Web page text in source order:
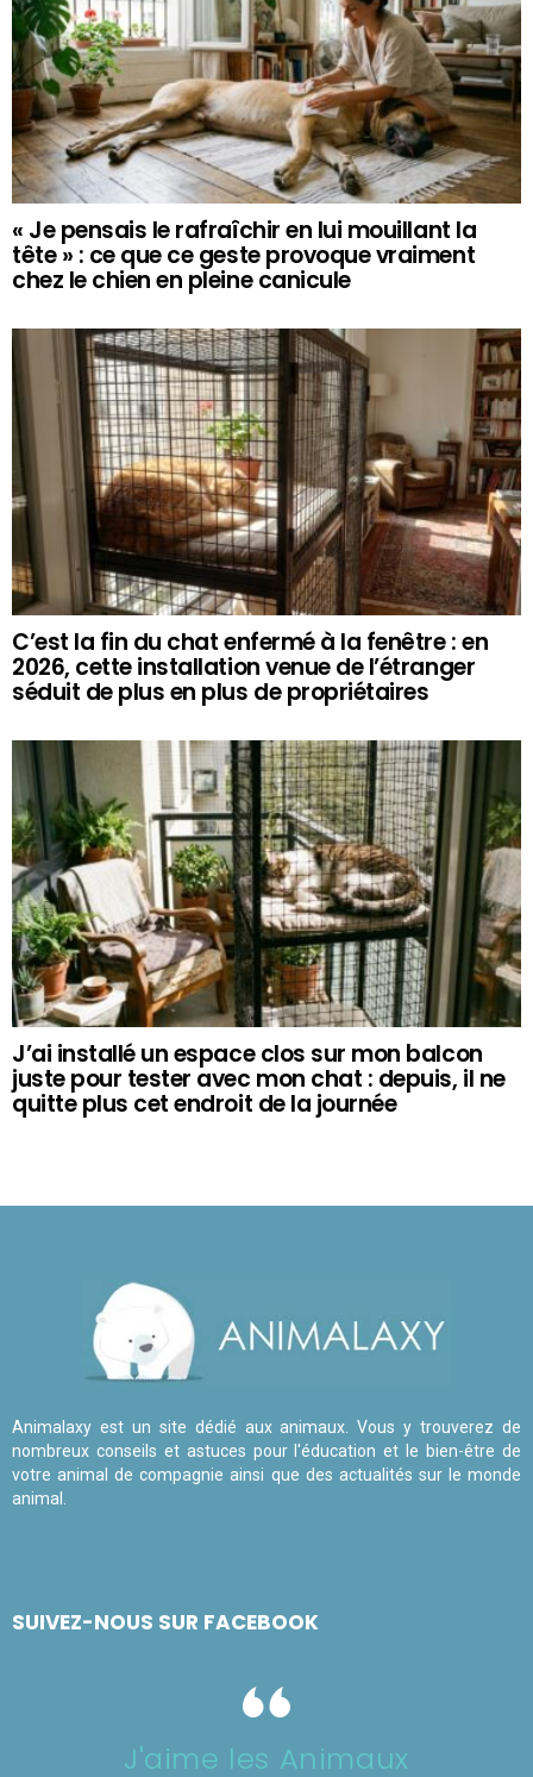
« Je pensais le rafraîchir en lui mouillant la
tête » : ce que ce geste provoque vraiment
chez le chien en pleine canicule
C’est la fin du chat enfermé à la fenêtre : en
2026, cette installation venue de l’étranger
séduit de plus en plus de propriétaires
J’ai installé un espace clos sur mon balcon
juste pour tester avec mon chat : depuis, il ne
quitte plus cet endroit de la journée
Animalaxy est un site dédié aux animaux. Vous y trouverez de
nombreux conseils et astuces pour l'éducation et le bien-être de
votre animal de compagnie ainsi que des actualités sur le monde
animal.
SUIVEZ-NOUS SUR FACEBOOK
J'aime les Animaux